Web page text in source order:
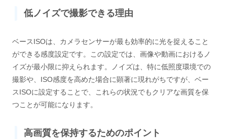
低ノイズで撮影できる理由
ベースISOは、カメラセンサーが最も効率的に光を捉えること
ができる感度設定です。この設定では、画像や動画におけるノ
イズが最小限に抑えられます。ノイズは、特に低照度環境での
撮影や、ISO感度を高めた場合に顕著に現れがちですが、ベー
スISOに設定することで、これらの状況でもクリアな画質を保
つことが可能になります。
高画質を保持するためのポイント